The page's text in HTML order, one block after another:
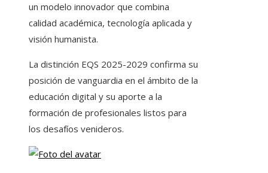
un modelo innovador que combina
calidad académica, tecnología aplicada y
visión humanista.
La distinción EQS 2025-2029 confirma su
posición de vanguardia en el ámbito de la
educación digital y su aporte a la
formación de profesionales listos para
los desafíos venideros.